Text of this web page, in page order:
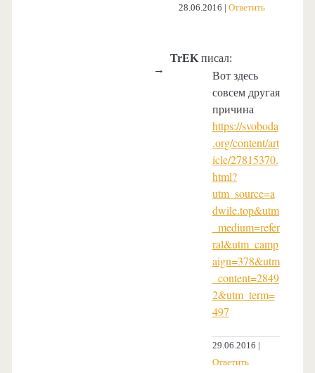
28.06.2016 Ответить
TrEK писал:
Вот здесь
совсем другая
причина
https://svoboda
.org/content/art
icle/27815370.
html?
utm_source=a
dwile.top&utm
_medium=refer
ral&utm_camp
aign=378&utm
_content=2849
2&utm_term=
497
29.06.2016
Ответить